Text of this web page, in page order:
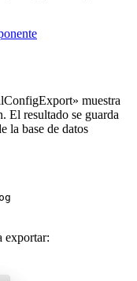
» muestra
El resultado se guarda
la base de datos
exportar: